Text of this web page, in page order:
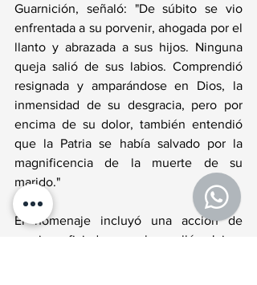
Guarnición, señaló: "De súbito se vio
enfrentada a su porvenir, ahogada por el
llanto y abrazada a sus hijos. Ninguna
queja salió de sus labios. Comprendió
resignada y amparándose en Dios, la
inmensidad de su desgracia, pero por
encima de su dolor, también entendió
que la Patria se había salvado por la
magnificencia de la muerte de su
marido."
El homenaje incluyó una acción de
gracias oficiada por el capellán Jaime